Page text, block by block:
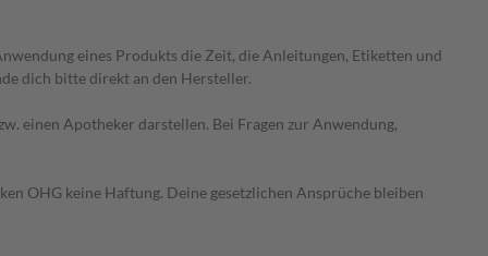
eines Produkts die Zeit, die Anleitungen, Etiketten und
dich bitte direkt an den Hersteller.
einen Apotheker darstellen. Bei Fragen zur Anwendung,
OHG keine Haftung. Deine gesetzlichen Ansprüche bleiben